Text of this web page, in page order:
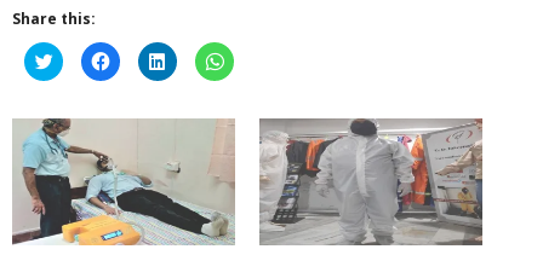
Share this:
Click
to
share
Twitter
(Opens
in
new
window)
Click
to
share
Facebook
new
window)
Click
to
share
LinkedIn
new
window)
Click
to
WhatsApp
(Opens
new
window)